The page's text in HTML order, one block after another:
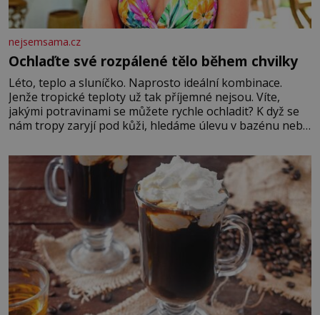
nejsemsama.cz
Ochlaďte své rozpálené tělo během chvilky
Léto, teplo a sluníčko. Naprosto ideální kombinace.
Jenže tropické teploty už tak příjemné nejsou. Víte,
jakými potravinami se můžete rychle ochladit? K dyž se
nám tropy zaryjí pod kůži, hledáme úlevu v bazénu nebo
blízkosti. Nemusíte však zoufat. Pokud budete mít
promyšlený jídelníček, žadné pařáky si na vás